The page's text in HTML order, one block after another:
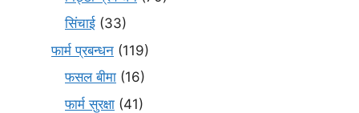
सिंचाई (33)
फार्म प्रबन्धन (119)
फसल बीमा (16)
फार्म सुरक्षा (41)